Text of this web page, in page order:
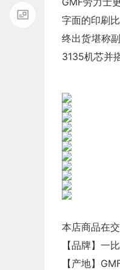
字面的印‌刷
终出货‎堪称‎
3135机‎芯并
本店商品在
【品牌】一
【产地】